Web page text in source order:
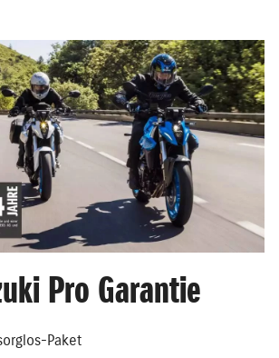
Pro Garantie
Paket